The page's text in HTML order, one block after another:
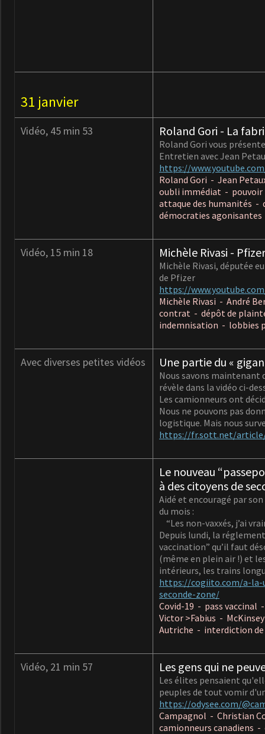
31 janvier
Vidéo, 45 min 53 Roland Gori - La
Roland Gori vous
Entretien avec Jean
https://
Roland Gori - Jean
oubli immédiat - pouvoir
attaque des humanités
démocraties
Vidéo, 15 min 18 Michèle Rivasi -
Michèle Rivasi, députée
de Pfizer
https://
Michèle Rivasi - André
contrat - dépôt de
indemnisation - lobbies
Avec diverses petites vidéos Une partie du «
Nous savons maintenant
révèle dans la vidéo ci-
Les camionneurs ont
Nous ne pouvons pas
logistique. Mais nous
https://fr.sott.net/article/
Le nouveau
à des citoyens de
Aidé et encouragé par
du mois :
“Les non-vaxxés, j’ai
Depuis lundi, la
vaccination” qu’il faut
(même en plein air !) et
intérieurs, les trains
https://cogiito.com/a-la-
seconde-zone/
Covid-19 - pass
Victor >Fabius -
Autriche - interdiction
Vidéo, 21 min 57 Les gens qui ne
Les élites pensaient
peuples de tout vomir
https://odysee.com/
Campagnol - Christian
camionneurs canadiens